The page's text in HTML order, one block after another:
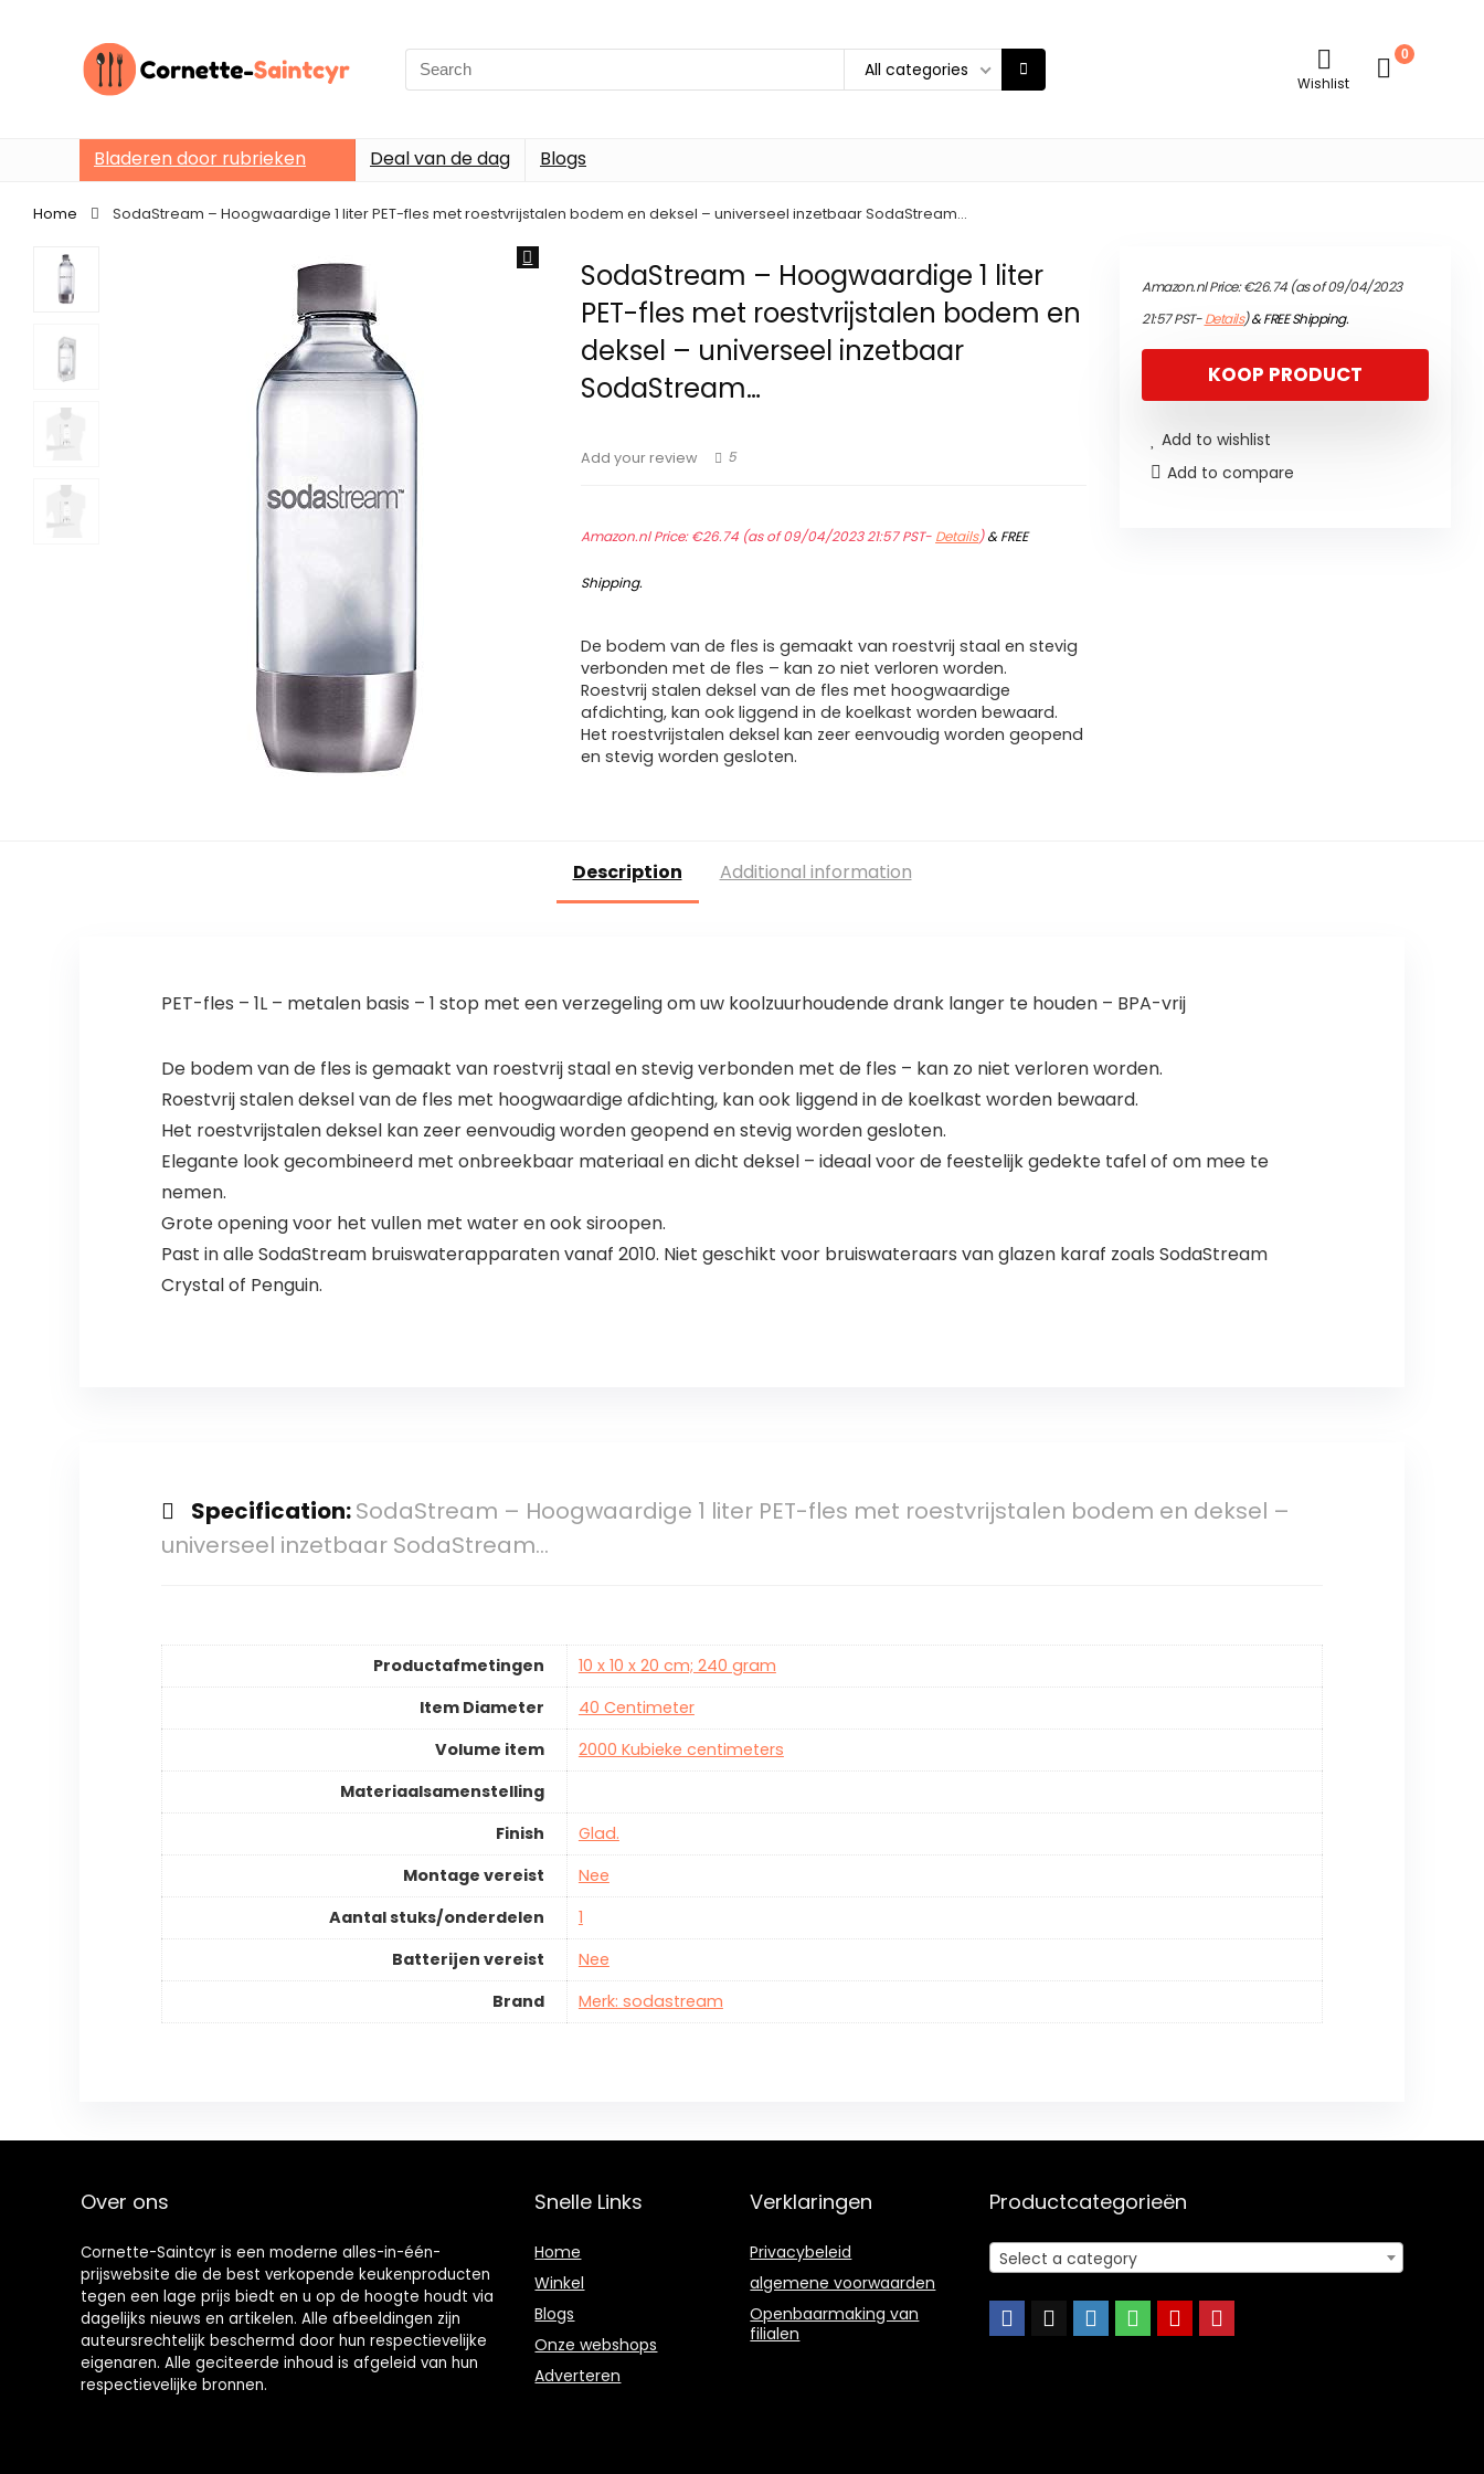
Search
for:
All categories
Wishlist
0
Bladeren door rubrieken Deal van de dag Blogs
Home SodaStream – Hoogwaardige 1 liter PET-fles met roestvrijstalen bodem en deksel – universeel inzetbaar SodaStream…
SodaStream – Hoogwaardige 1 liter
PET-fles met roestvrijstalen bodem en
deksel – universeel inzetbaar
SodaStream…
Add your review 5
Amazon.nl Price:€26.74 (as of 09/04/2023 21:57 PST- Details)&FREE
Shipping.
De bodem van de fles is gemaakt van roestvrij staal en stevig
verbonden met de fles – kan zo niet verloren worden.
Roestvrij stalen deksel van de fles met hoogwaardige
afdichting, kan ook liggend in de koelkast worden bewaard.
Het roestvrijstalen deksel kan zeer eenvoudig worden geopend
en stevig worden gesloten.
Amazon.nl Price:€26.74(as of 09/04/2023
21:57 PST-Details)&FREE Shipping.
KOOP PRODUCT
Add to wishlist
Add to compare
Description Additional information
PET-fles – 1L – metalen basis – 1 stop met een verzegeling om uw koolzuurhoudende drank langer te houden – BPA-vrij
De bodem van de fles is gemaakt van roestvrij staal en stevig verbonden met de fles – kan zo niet verloren worden.
Roestvrij stalen deksel van de fles met hoogwaardige afdichting, kan ook liggend in de koelkast worden bewaard.
Het roestvrijstalen deksel kan zeer eenvoudig worden geopend en stevig worden gesloten.
Elegante look gecombineerd met onbreekbaar materiaal en dicht deksel – ideaal voor de feestelijk gedekte tafel of om mee te
nemen.
Grote opening voor het vullen met water en ook siroopen.
Past in alle SodaStream bruiswaterapparaten vanaf 2010. Niet geschikt voor bruiswateraars van glazen karaf zoals SodaStream
Crystal of Penguin.
Specification:SodaStream – Hoogwaardige 1 liter PET-fles met roestvrijstalen bodem en deksel –
universeel inzetbaar SodaStream…
Productafmetingen
10 x 10 x 20 cm; 240 gram
Item Diameter
40 Centimeter
Volume item
2000 Kubieke centimeters
Materiaalsamenstelling
Finish
Glad.
Montage vereist
Nee
Aantal stuks/onderdelen
1
Batterijen vereist
Nee
Brand
Merk: sodastream
Over ons
Cornette-Saintcyr is een moderne alles-in-één-
prijswebsite die de best verkopende keukenproducten
tegen een lage prijs biedt en u op de hoogte houdt via
dagelijks nieuws en artikelen. Alle afbeeldingen zijn
auteursrechtelijk beschermd door hun respectievelijke
eigenaren. Alle geciteerde inhoud is afgeleid van hun
respectievelijke bronnen.
Snelle Links
Home
Winkel
Blogs
Onze webshops
Adverteren
Verklaringen
Privacybeleid
algemene voorwaarden
Openbaarmaking van
filialen
Productcategorieën
Select a category